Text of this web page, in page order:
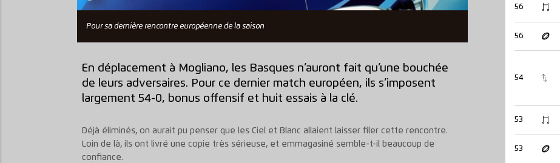
Pour sa dernière rencontre européenne de la saison
En déplacement à Mogliano, les Basques n’auront fait qu’une bouchée
de leurs adversaires. Pour ce dernier match européen, ils s’imposent
largement 54-0, bonus offensif et huit essais à la clé.
Déjà éliminés, on aurait pu penser que les Ciel et Blanc allaient laisser filer cette rencontre.
Loin de là, ils ont livré une copie très sérieuse, et emmagasiné semble-t-il beaucoup de
confiance.
56
56
54
53
53